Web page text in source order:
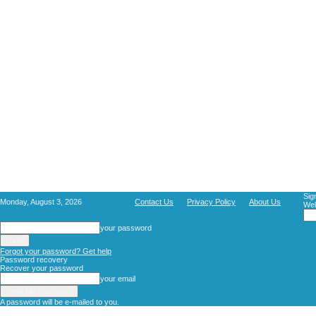
Monday, August 3, 2026 Contact Us Privacy Policy About Us
your password
Forgot your password? Get help
Password recovery
Recover your password
your email
A password will be e-mailed to you.